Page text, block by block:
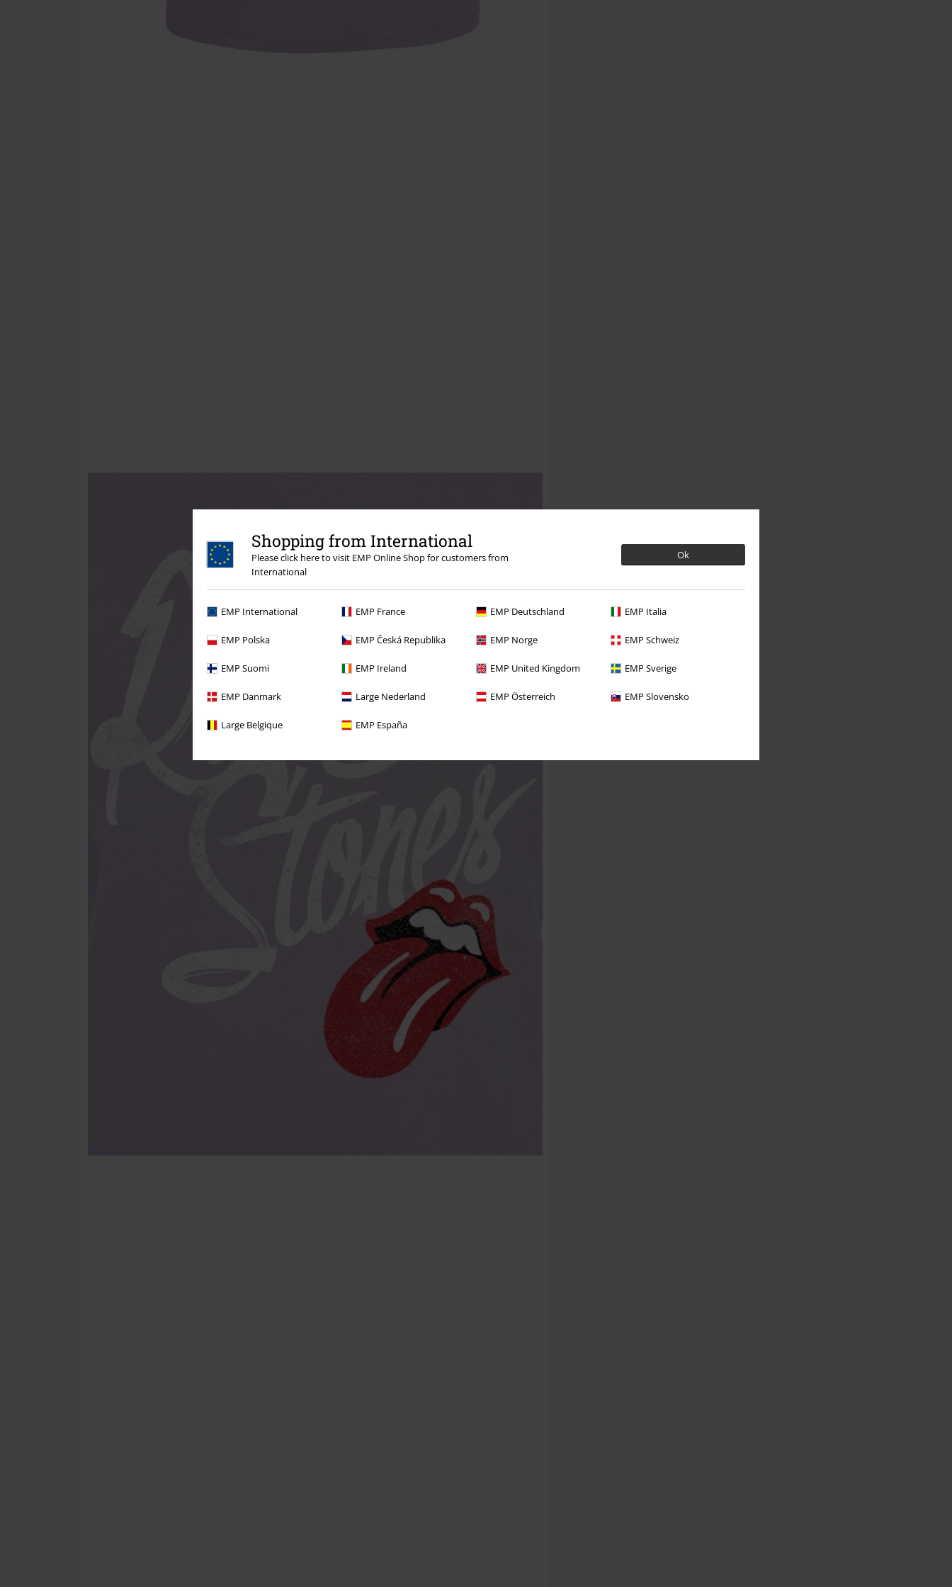
Shopping from International
Please click here to visit EMP Online Shop for customers from
International
Ok
EMP International EMP France EMP Deutschland EMP Italia
EMP Polska EMP Česká Republika EMP Norge EMP Schweiz
EMP Suomi EMP Ireland EMP United Kingdom EMP Sverige
EMP Danmark Large Nederland EMP Österreich EMP Slovensko
Large Belgique EMP España